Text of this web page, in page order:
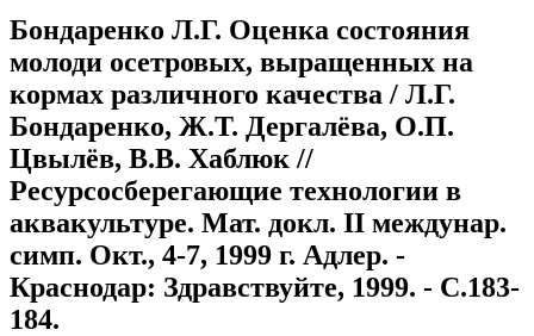
Бондаренко Л.Г. Оценка состояния
молоди осетровых, выращенных на
кормах различного качества / Л.Г.
Бондаренко, Ж.Т. Дергалёва, О.П.
Цвылёв, В.В. Хаблюк //
Ресурсосберегающие технологии в
аквакультуре. Мат. докл. II междунар.
симп. Окт., 4-7, 1999 г. Адлер. -
Краснодар: Здравствуйте, 1999. - С.183-
184.